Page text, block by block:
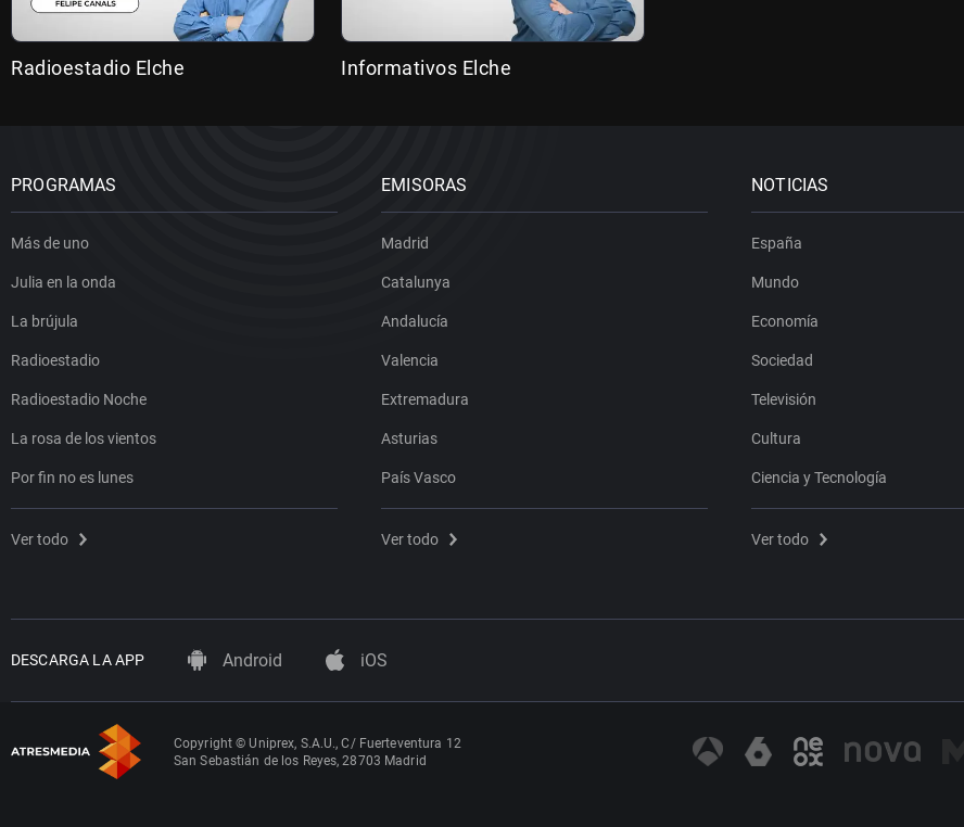
Radioestadio Elche Informativos Elche
PROGRAMAS
Más de uno
Julia en la onda
La brújula
Radioestadio
Radioestadio Noche
La rosa de los vientos
Por fin no es lunes
Ver todo
EMISORAS
Madrid
Catalunya
Andalucía
Valencia
Extremadura
Asturias
País Vasco
Ver todo
NOTICIAS
España
Mundo
Economía
Sociedad
Televisión
Cultura
Ciencia y Tecnología
Ver todo
DESCARGA LA APP Android iOS
Copyright © Uniprex, S.A.U., C/ Fuerteventura 12
San Sebastián de los Reyes, 28703 Madrid